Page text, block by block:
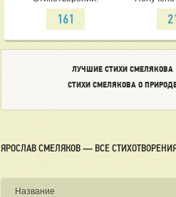
161 21
ЛУЧШИЕ СТИХИ СМЕЛЯКОВА
СТИХИ СМЕЛЯКОВА О
ЯРОСЛАВ СМЕЛЯКОВ — ВСЕ
Название